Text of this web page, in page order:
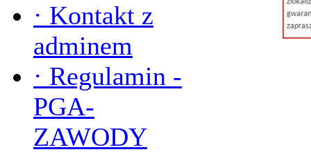
· Kontakt z
adminem
· Regulamin -
PGA-
ZAWODY